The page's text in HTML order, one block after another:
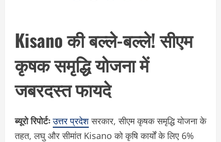
Kisano की बल्ले-बल्ले! सीएम
कृषक समृद्धि योजना में
जबरदस्त फायदे
ब्यूरो रिपोर्टःउत्तर प्रदेशसरकार, सीएम कृषक समृद्धि योजना के
तहत, लघु और सीमांत Kisano को कृषि कार्यों के लिए 6%